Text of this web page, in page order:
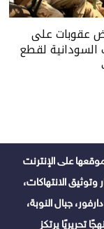
عقوبات على
السودانية لقطع
على الإنترنت
الانتهاكات،
جبال النوبة،
تحريريًا يرتكز